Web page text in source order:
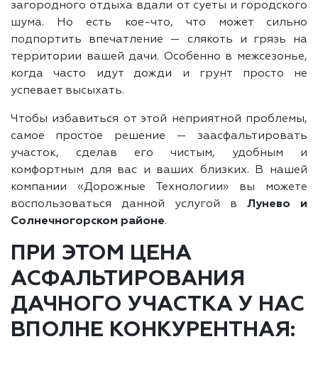
загородного отдыха вдали от суеты и городского
шума. Но есть кое-что, что может сильно
подпортить впечатление — слякоть и грязь на
территории вашей дачи. Особенно в межсезонье,
когда часто идут дожди и грунт просто не
успевает высыхать.
Чтобы избавиться от этой неприятной проблемы,
самое простое решение — заасфальтировать
участок, сделав его чистым, удобным и
комфортным для вас и ваших близких. В нашей
компании «Дорожные Технологии» вы можете
воспользоваться данной услугой в Лунево и
Солнечногорском районе.
ПРИ ЭТОМ ЦЕНА
АСФАЛЬТИРОВАНИЯ
ДАЧНОГО УЧАСТКА У НАС
ВПОЛНЕ КОНКУРЕНТНАЯ: